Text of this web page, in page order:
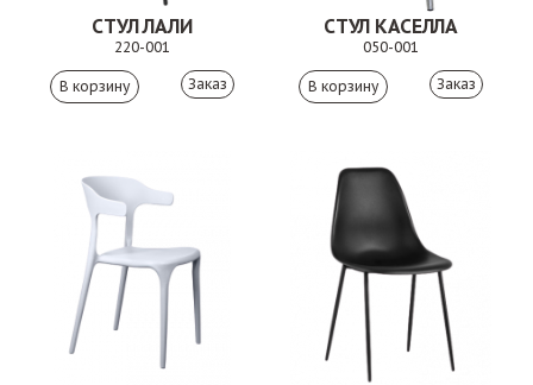
СТУЛ ЛАЛИ
220-001
Заказ
СТУЛ КАСЕЛЛА
050-001
Заказ